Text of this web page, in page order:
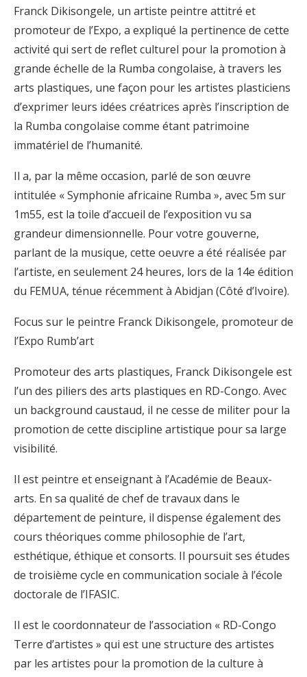
Franck Dikisongele, un artiste peintre attitré et
promoteur de l’Expo, a expliqué la pertinence de cette
activité qui sert de reflet culturel pour la promotion à
grande échelle de la Rumba congolaise, à travers les
arts plastiques, une façon pour les artistes plasticiens
d’exprimer leurs idées créatrices après l’inscription de
la Rumba congolaise comme étant patrimoine
immatériel de l’humanité.
Il a, par la même occasion, parlé de son œuvre
intitulée « Symphonie africaine Rumba », avec 5m sur
1m55, est la toile d’accueil de l’exposition vu sa
grandeur dimensionnelle. Pour votre gouverne,
parlant de la musique, cette oeuvre a été réalisée par
l’artiste, en seulement 24 heures, lors de la 14e édition
du FEMUA, ténue récemment à Abidjan (Côté d’Ivoire).
Focus sur le peintre Franck Dikisongele, promoteur de
l’Expo Rumb’art
Promoteur des arts plastiques, Franck Dikisongele est
l’un des piliers des arts plastiques en RD-Congo. Avec
un background caustaud, il ne cesse de militer pour la
promotion de cette discipline artistique pour sa large
visibilité.
Il est peintre et enseignant à l’Académie de Beaux-
arts. En sa qualité de chef de travaux dans le
département de peinture, il dispense également des
cours théoriques comme philosophie de l’art,
esthétique, éthique et consorts. Il poursuit ses études
de troisième cycle en communication sociale à l’école
doctorale de l’IFASIC.
Il est le coordonnateur de l’association « RD-Congo
Terre d’artistes » qui est une structure des artistes
par les artistes pour la promotion de la culture à